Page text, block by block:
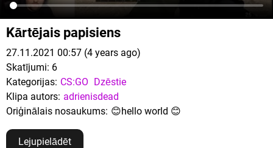
Kārtējais papisiens
27.11.2021 00:57 (4 years ago)
Skatījumi: 6
Kategorijas: CS:GO Dzēstie
Klipa autors: adrienisdead
Oriģinālais nosaukums: 😊hello world 😊
Lejupielādēt